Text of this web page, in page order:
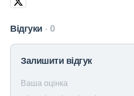
Відгуки 0
Залишити відгук
Ваша оцінка